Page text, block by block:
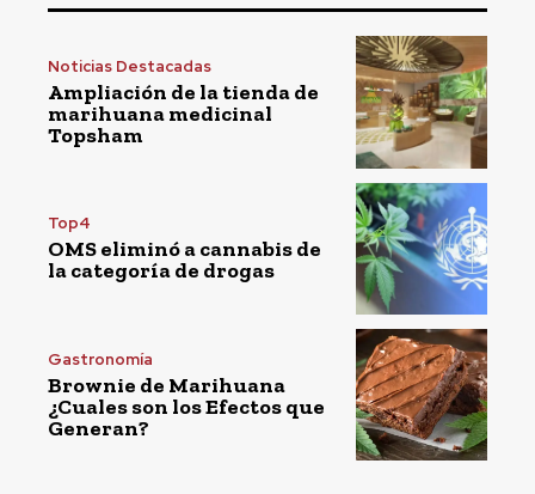
Noticias Destacadas
Ampliación de la tienda de
marihuana medicinal
Topsham
Top4
OMS eliminó a cannabis de
la categoría de drogas
Gastronomía
Brownie de Marihuana
¿Cuales son los Efectos que
Generan?